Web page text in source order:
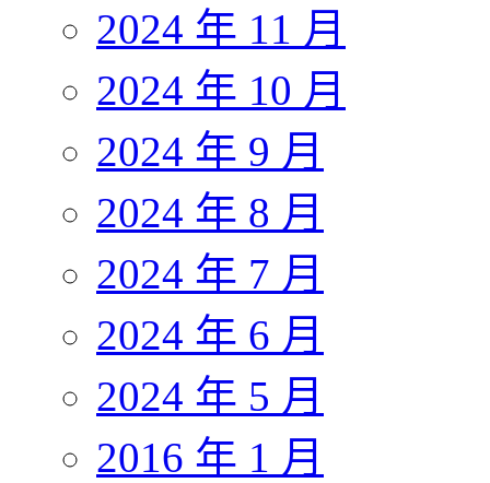
2024 年 11 月
2024 年 10 月
2024 年 9 月
2024 年 8 月
2024 年 7 月
2024 年 6 月
2024 年 5 月
2016 年 1 月